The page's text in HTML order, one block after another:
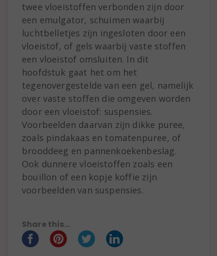
twee vloeistoffen verbonden zijn door
een emulgator, schuimen waarbij
luchtbelletjes zijn ingesloten door een
vloeistof, of gels waarbij vaste stoffen
een vloeistof omsluiten. In dit
hoofdstuk gaat het om het
tegenovergestelde van een gel, namelijk
over vaste stoffen die omgeven worden
door een vloeistof: suspensies.
Voorbeelden daarvan zijn dikke puree,
zoals pindakaas en tomatenpuree, of
brooddeeg en pannenkoekenbeslag.
Ook dunnere vloeistoffen zoals een
bouillon of een kopje koffie zijn
voorbeelden van suspensies.
Share this...